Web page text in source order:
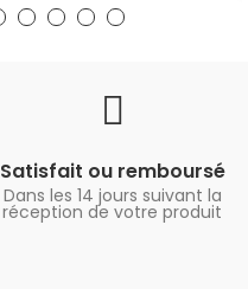
Satisfait ou remboursé
Dans les 14 jours suivant la
réception de votre produit